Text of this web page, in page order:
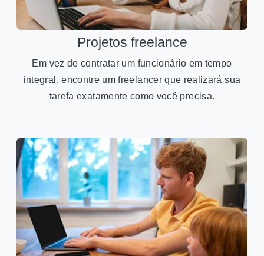
Projetos freelance
Em vez de contratar um funcionário em tempo
integral, encontre um freelancer que realizará sua
tarefa exatamente como você precisa.